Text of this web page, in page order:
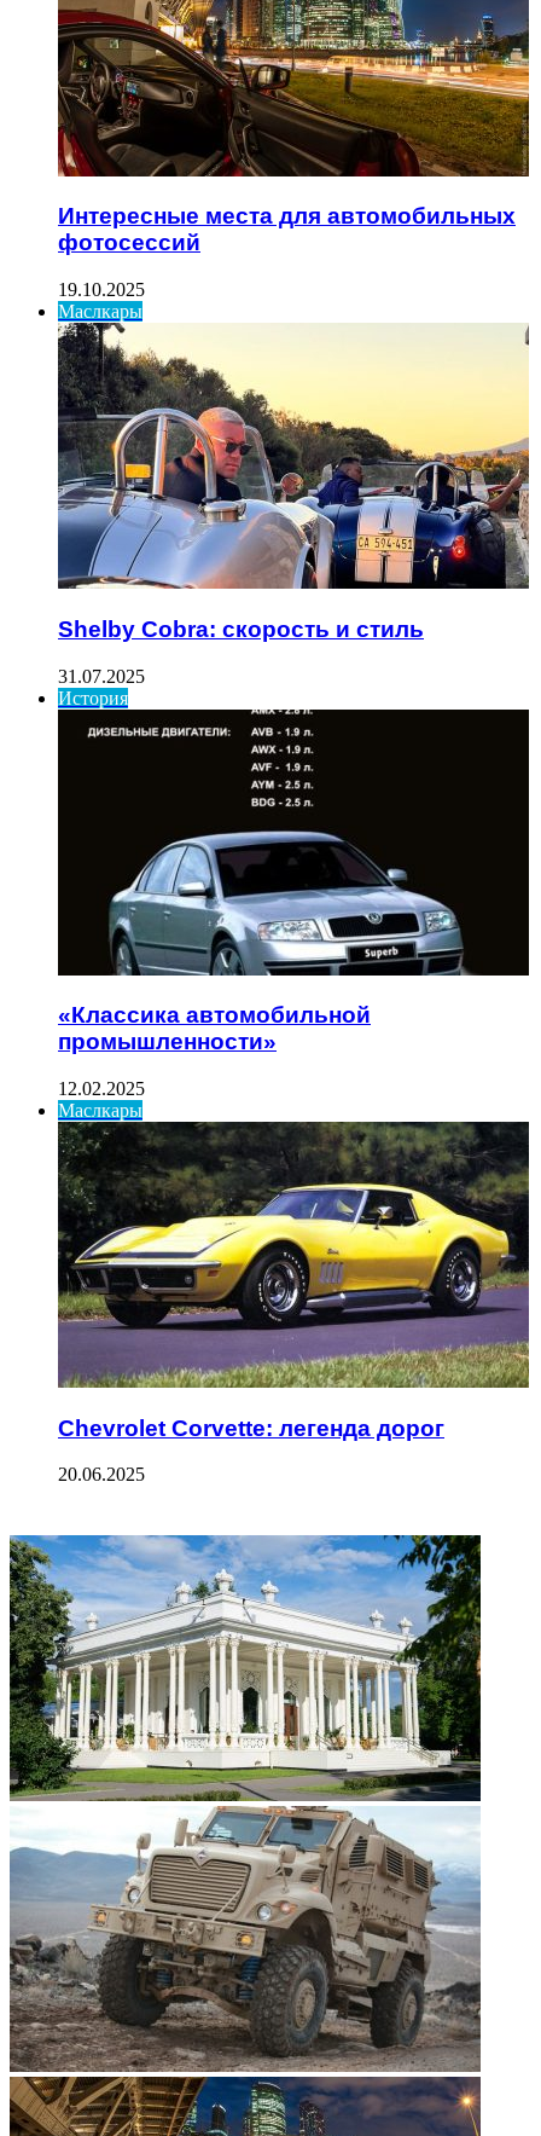
Интересные места для автомобильных
фотосессий
19.10.2025
Маслкары
Shelby Cobra: скорость и стиль
31.07.2025
История
«Классика автомобильной
промышленности»
12.02.2025
Маслкары
Chevrolet Corvette: легенда дорог
20.06.2025